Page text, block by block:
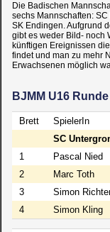
Die Badischen
sechs Mannschaften:
SK Endingen. Aufgrund
gibt es weder Bild- noch
künftigen Ereignissen
findet und man zu mehr
Erwachsenen möglich
BJMM U16 Runde
Brett SpielerIn
SC
1
Pascal Nied
2
Marc Toth
3
Simon
4
Simon Kling